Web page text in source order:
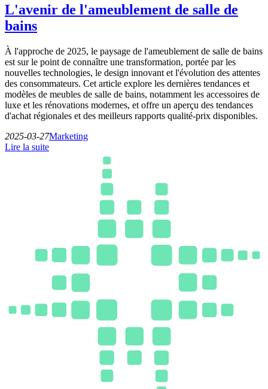
L'avenir de l'ameublement de salle de
bains
À l'approche de 2025, le paysage de l'ameublement de salle de bains
est sur le point de connaître une transformation, portée par les
nouvelles technologies, le design innovant et l'évolution des attentes
des consommateurs. Cet article explore les dernières tendances et
modèles de meubles de salle de bains, notamment les accessoires de
luxe et les rénovations modernes, et offre un aperçu des tendances
d'achat régionales et des meilleurs rapports qualité-prix disponibles.
2025-03-27Marketing
Lire la suite